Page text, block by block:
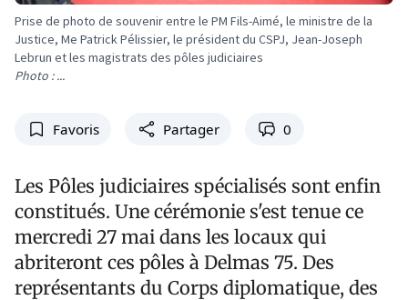
Prise de photo de souvenir entre le PM Fils-Aimé, le ministre de la
Justice, Me Patrick Pélissier, le président du CSPJ, Jean-Joseph
Lebrun et les magistrats des pôles judiciaires
Photo : ...
Favoris Partager 0
Les Pôles judiciaires spécialisés sont enfin
constitués. Une cérémonie s'est tenue ce
mercredi 27 mai dans les locaux qui
abriteront ces pôles à Delmas 75. Des
représentants du Corps diplomatique, des